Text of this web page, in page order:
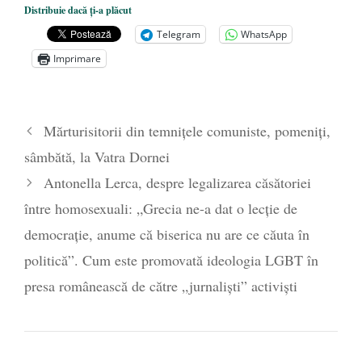
Nicolae Steinhardt, comemorat la 102 ani
de la naștere - 29 iulie 2024
„Carnea cultivată” în laborator, tot mai
Părintele mărturisitor Constantin
Voicescu, pomenit, duminică, la
Mănăstirea Cernica
Distribuie dacă ți-a plăcut
Telegram
WhatsApp
Imprimare
Mărturisitorii din temnițele comuniste, pomeniți,
sâmbătă, la Vatra Dornei
Antonella Lerca, despre legalizarea căsătoriei
între homosexuali: „Grecia ne-a dat o lecție de
democrație, anume că biserica nu are ce căuta în
politică”. Cum este promovată ideologia LGBT în
presa românească de către „jurnaliști” activiști